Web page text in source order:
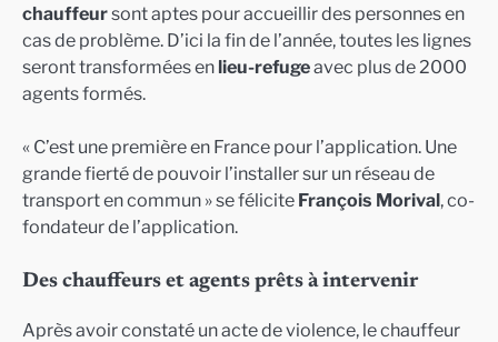
chauffeursont aptes pour accueillir des personnes en
cas de problème. D’ici la fin de l’année, toutes les lignes
seront transformées enlieu-refugeavec plus de 2000
agents formés.
« C’est une première en France pour l’application. Une
grande fierté de pouvoir l’installer sur un réseau de
transport en commun » se félicite François Morival, co-
fondateur de l’application.
Des chauffeurs et agents prêts à intervenir
Après avoir constaté un acte de violence, le chauffeur